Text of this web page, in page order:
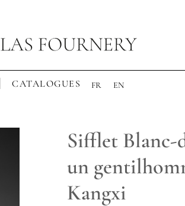
CATALOGUES FR EN
Sifflet Blanc-
un
Kangxi